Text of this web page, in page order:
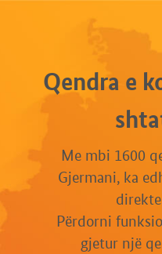
Qendra e
Me mbi 1600
Gjermani, ka
Përdorni
gjetur një